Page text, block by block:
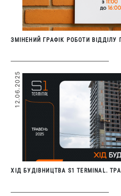
ЗМІНЕНИЙ ГРАФІК РОБОТИ ВІДДІЛУ
12.06.2025
ХІД БУДІВНИЦТВА S1 TERMINAL.